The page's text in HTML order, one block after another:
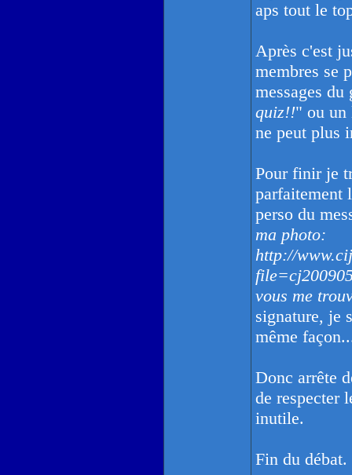
aps tout le
Après c'est
membres se
messages du
quiz!!" ou un
ne peut plus
Pour finir je
parfaitement
perso du
ma photo:
http://
vous me
signature, je
même
Donc arrête
de respecter
inutile.
Fin du débat.